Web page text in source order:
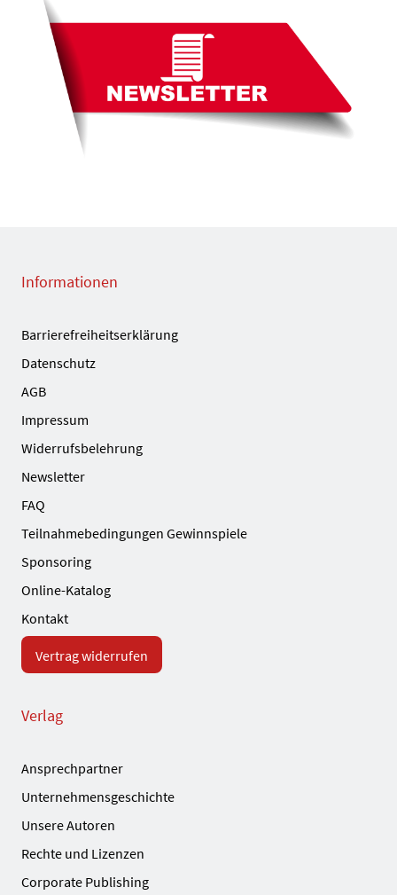
Informationen
Barrierefreiheitserklärung
Datenschutz
AGB
Impressum
Widerrufsbelehrung
Newsletter
FAQ
Teilnahmebedingungen Gewinnspiele
Sponsoring
Online-Katalog
Kontakt
Vertrag widerrufen
Verlag
Ansprechpartner
Unternehmensgeschichte
Unsere Autoren
Rechte und Lizenzen
Corporate Publishing